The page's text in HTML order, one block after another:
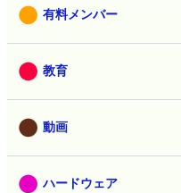
有料メンバー
教育
動画
ハードウェア